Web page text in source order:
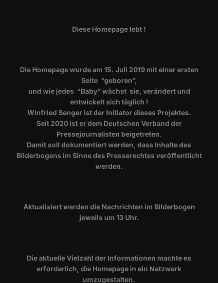
Diese Homepage lebt !
Die Homepage wurde am 15. Juli 2019 mit einer ersten
Seite “geboren”,
und wie jedes “Baby” wächst sie, verändert und
entwickelt sich täglich !
Winfried Senger ist der Initiator dieses Projektes.
Seit 2020 ist er dem Deutschen Verband der
Pressejournalisten beigetreten.
Damit soll dokumentiert werden, dass Inhalte des
Bilderbogens im Sinne des Presserechtes veröffentlicht
werden.
​Aktualisiert werden die Nachrichten im Bilderbogen
jeweils um 13 Uhr.
Die aktuelle Vielzahl der Informationen machte es
erforderlich, die Homepage in ein Netzwerk
umzugestalten.